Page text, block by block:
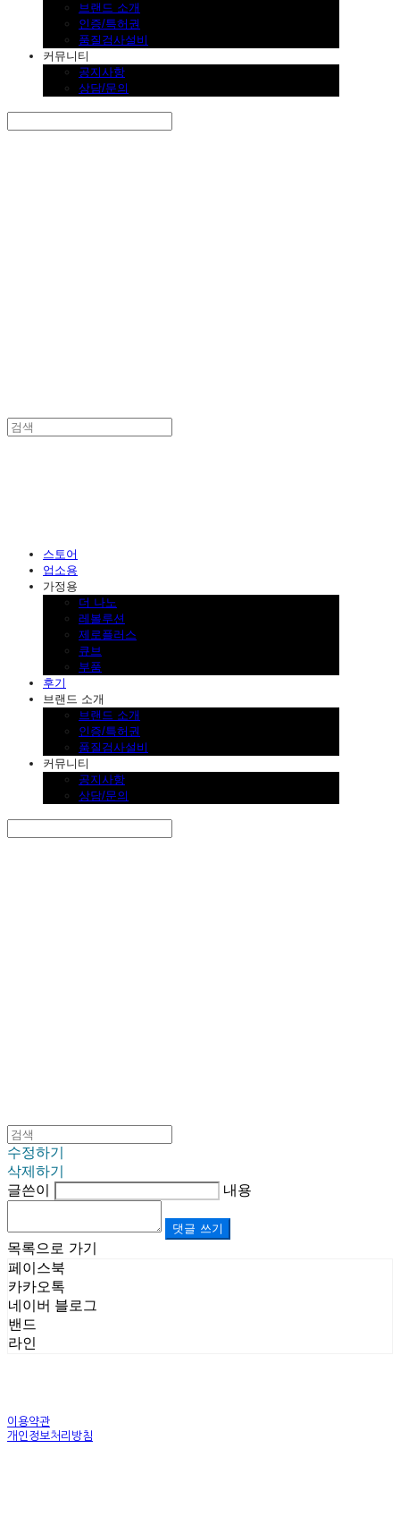
브랜드 소개
인증/특허권
품질검사설비
커뮤니티
공지사항
상담/문의
스토어
업소용
가정용
더 나노
레볼루션
제로플러스
큐브
부품
후기
브랜드 소개
브랜드 소개
인증/특허권
품질검사설비
커뮤니티
공지사항
상담/문의
수정하기
삭제하기
글쓴이
내용
댓글 쓰기
목록으로 가기
페이스북
카카오톡
네이버 블로그
밴드
라인
이용약관
개인정보처리방침